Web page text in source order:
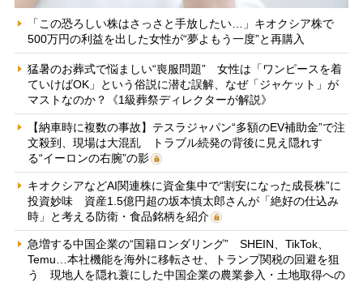
「この恐ろしい株はさっさと手放したい…」キオクシア株で
500万円の利益を出した女性が“夢よもう一度”と再購入
猛暑のお葬式で悩ましい“喪服問題” 女性は「ワンピースを着
ていけばOK」という俗説に潜む誤解、なぜ「ジャケット」が
マストなのか？《1級葬祭ディレクターが解説》
【納車時に複数の事故】テスラジャパン“多額のEV補助金”で注
文殺到、現場は大混乱 トラブル続発の背後に見え隠れす
る“イーロンの右腕”の影
キオクシアなどAI関連株に資金集中で“割安になった成長株”に
投資妙味 資産1.5億円超の坂本慎太郎さんが「絶好の仕込み
時」と考える防衛・食品銘柄を紹介
急増する中国企業の“国籍ロンダリング” SHEIN、TikTok、
Temu…本社機能を海外に移転させ、トランプ関税の回避を狙
う 現地人を隠れ蓑にした中国企業の農業参入・土地取得への